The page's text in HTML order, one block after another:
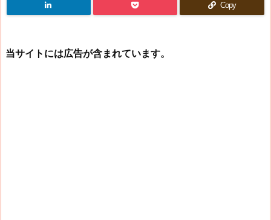
Copy
当サイトには広告が含まれています。